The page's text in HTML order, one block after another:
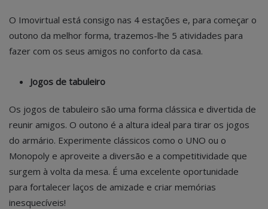
O Imovirtual está consigo nas 4 estações e, para começar o
outono da melhor forma, trazemos-lhe 5 atividades para
fazer com os seus amigos no conforto da casa.
Jogos de tabuleiro
Os jogos de tabuleiro são uma forma clássica e divertida de
reunir amigos. O outono é a altura ideal para tirar os jogos
do armário. Experimente clássicos como o UNO ou o
Monopoly e aproveite a diversão e a competitividade que
surgem à volta da mesa. É uma excelente oportunidade
para fortalecer laços de amizade e criar memórias
inesquecíveis!